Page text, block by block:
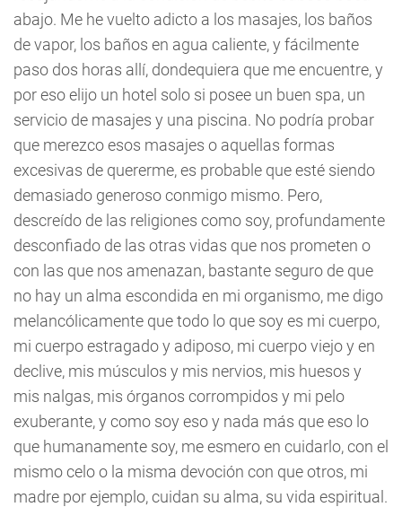
abajo. Me he vuelto adicto a los masajes, los baños
de vapor, los baños en agua caliente, y fácilmente
paso dos horas allí, dondequiera que me encuentre, y
por eso elijo un hotel solo si posee un buen spa, un
servicio de masajes y una piscina. No podría probar
que merezco esos masajes o aquellas formas
excesivas de quererme, es probable que esté siendo
demasiado generoso conmigo mismo. Pero,
descreído de las religiones como soy, profundamente
desconfiado de las otras vidas que nos prometen o
con las que nos amenazan, bastante seguro de que
no hay un alma escondida en mi organismo, me digo
melancólicamente que todo lo que soy es mi cuerpo,
mi cuerpo estragado y adiposo, mi cuerpo viejo y en
declive, mis músculos y mis nervios, mis huesos y
mis nalgas, mis órganos corrompidos y mi pelo
exuberante, y como soy eso y nada más que eso lo
que humanamente soy, me esmero en cuidarlo, con el
mismo celo o la misma devoción con que otros, mi
madre por ejemplo, cuidan su alma, su vida espiritual.